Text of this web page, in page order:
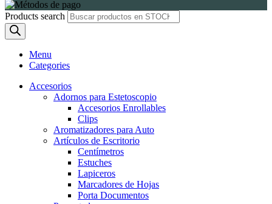
Products search
Menu
Categories
Accesorios
Adornos para Estetoscopio
Accesorios Enrollables
Clips
Aromatizadores para Auto
Artículos de Escritorio
Centímetros
Estuches
Lapiceros
Marcadores de Hojas
Porta Documentos